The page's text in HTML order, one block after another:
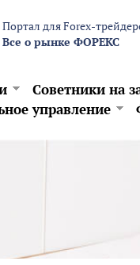
Портал для Forex-
Все о рынке ФОРЕКС
Советники на
управление